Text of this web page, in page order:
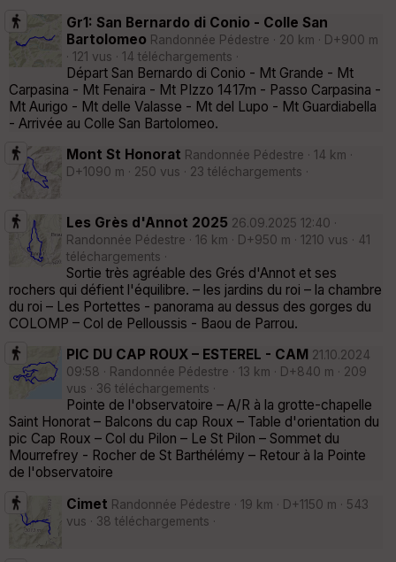
Gr1: San Bernardo di Conio - Colle San
Bartolomeo Randonnée Pédestre · 20 km · D+900 m
· 121 vus · 14 téléchargements ·
Départ San Bernardo di Conio - Mt Grande - Mt
Carpasina - Mt Fenaira - Mt PIzzo 1417m - Passo Carpasina -
Mt Aurigo - Mt delle Valasse - Mt del Lupo - Mt Guardiabella
- Arrivée au Colle San Bartolomeo.
Mont St Honorat Randonnée Pédestre · 14 km ·
D+1090 m · 250 vus · 23 téléchargements ·
Les Grès d'Annot 2025 26.09.2025 12:40 ·
Randonnée Pédestre · 16 km · D+950 m · 1210 vus · 41
téléchargements ·
Sortie très agréable des Grés d'Annot et ses
rochers qui défient l'équilibre. – les jardins du roi – la chambre
du roi – Les Portettes - panorama au dessus des gorges du
COLOMP – Col de Pelloussis - Baou de Parrou.
PIC DU CAP ROUX – ESTEREL - CAM 21.10.2024
09:58 · Randonnée Pédestre · 13 km · D+840 m · 209
vus · 36 téléchargements ·
Pointe de l'observatoire – A/R à la grotte-chapelle
Saint Honorat – Balcons du cap Roux – Table d'orientation du
pic Cap Roux – Col du Pilon – Le St Pilon – Sommet du
Mourrefrey - Rocher de St Barthélémy – Retour à la Pointe
de l'observatoire
Cimet Randonnée Pédestre · 19 km · D+1150 m · 543
vus · 38 téléchargements ·